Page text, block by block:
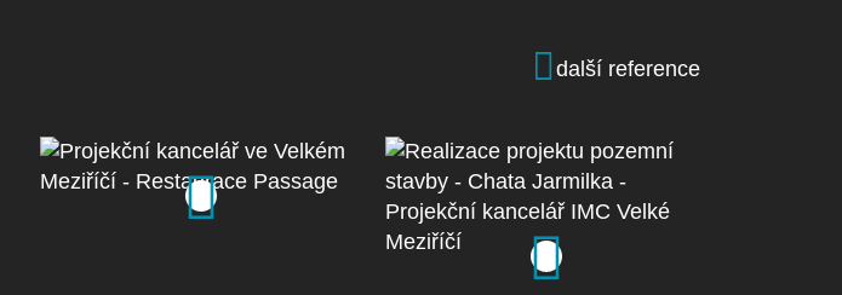
další reference
Velkém Meziříčí -
Restaurace Passage
zobrazit detail
Realizace projektu
pozemní stavby - Chata
Jarmilka - Projekční
kancelář IMC Velké
zobrazit detail